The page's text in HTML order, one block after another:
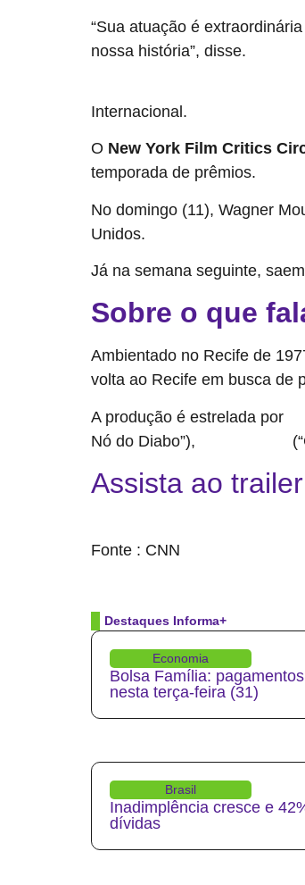
“Sua atuação é
nossa história”, disse.
Internacional.
O New York Film Critics
temporada de prêmios.
No domingo (11), Wagner
Unidos.
Já na semana seguinte,
Sobre o que
Ambientado no Recife de
volta ao Recife em busca de
A produção é estrelada por
Nó do Diabo”),
Assista ao
Fonte : CNN
Destaques Informa+
Economia
Bolsa Família:
nesta terça-feira (31)
Brasil
Inadimplência cresce e
dívidas